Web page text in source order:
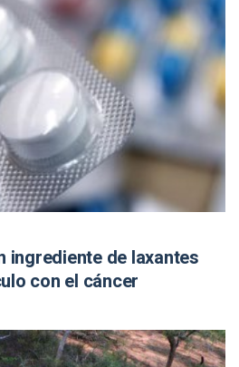
ingrediente de laxantes
con el cáncer